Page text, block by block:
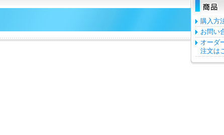
購入方
お問い
オーダ
注文は